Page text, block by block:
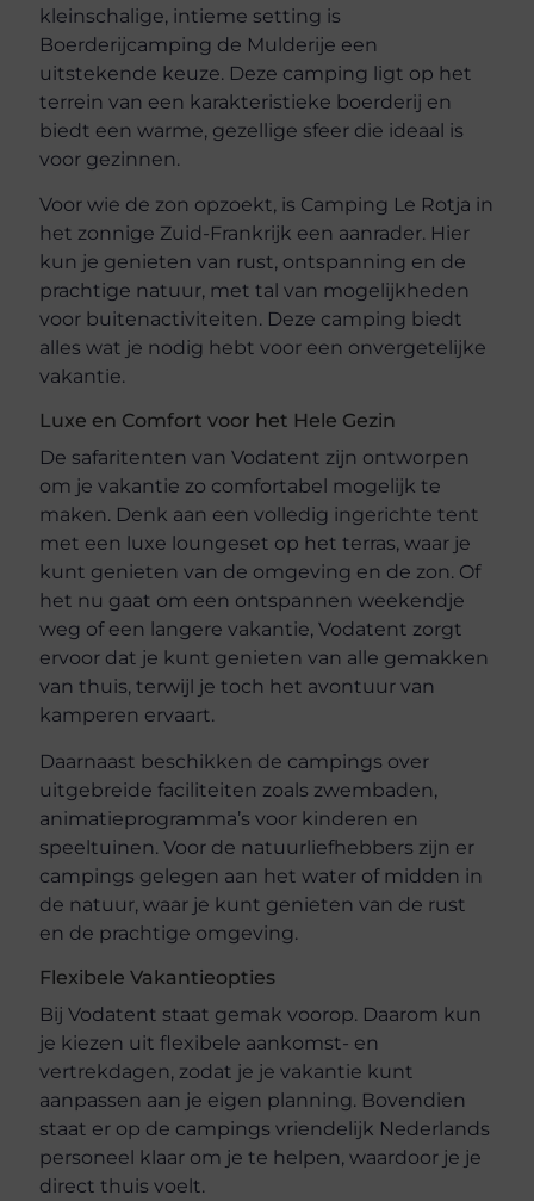
kleinschalige, intieme setting is
Boerderijcamping de Mulderije een
uitstekende keuze. Deze camping ligt op het
terrein van een karakteristieke boerderij en
biedt een warme, gezellige sfeer die ideaal is
voor gezinnen.
Voor wie de zon opzoekt, is Camping Le Rotja in
het zonnige Zuid-Frankrijk een aanrader. Hier
kun je genieten van rust, ontspanning en de
prachtige natuur, met tal van mogelijkheden
voor buitenactiviteiten. Deze camping biedt
alles wat je nodig hebt voor een onvergetelijke
vakantie.
Luxe en Comfort voor het Hele Gezin
De safaritenten van Vodatent zijn ontworpen
om je vakantie zo comfortabel mogelijk te
maken. Denk aan een volledig ingerichte tent
met een luxe loungeset op het terras, waar je
kunt genieten van de omgeving en de zon. Of
het nu gaat om een ontspannen weekendje
weg of een langere vakantie, Vodatent zorgt
ervoor dat je kunt genieten van alle gemakken
van thuis, terwijl je toch het avontuur van
kamperen ervaart.
Daarnaast beschikken de campings over
uitgebreide faciliteiten zoals zwembaden,
animatieprogramma’s voor kinderen en
speeltuinen. Voor de natuurliefhebbers zijn er
campings gelegen aan het water of midden in
de natuur, waar je kunt genieten van de rust
en de prachtige omgeving.
Flexibele Vakantieopties
Bij Vodatent staat gemak voorop. Daarom kun
je kiezen uit flexibele aankomst- en
vertrekdagen, zodat je je vakantie kunt
aanpassen aan je eigen planning. Bovendien
staat er op de campings vriendelijk Nederlands
personeel klaar om je te helpen, waardoor je je
direct thuis voelt.